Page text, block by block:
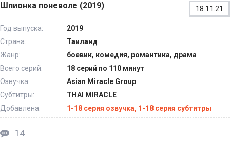
Шпионка поневоле (2019) 18.11.21
Год выпуска:
2019
Страна:
Таиланд
Жанр:
боевик, комедия, романтика, драма
Всего серий:
18 серий по 110 минут
Озвучка:
Asian Miracle Group
Субтитры:
THAI MIRACLE
Добавлена:
1-18 серия озвучка, 1-18 серия субтитры
14